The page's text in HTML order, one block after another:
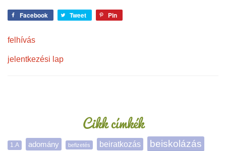
Facebook Tweet Pin
felhívás
jelentkezési lap
Cikk címkék
1.A adomány befizetés beiratkozás beiskolázás